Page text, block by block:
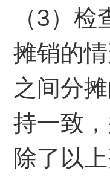
（3）
摊销的
之间分
持一致
除了以